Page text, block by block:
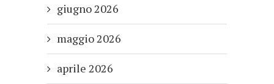
giugno 2026
maggio 2026
aprile 2026